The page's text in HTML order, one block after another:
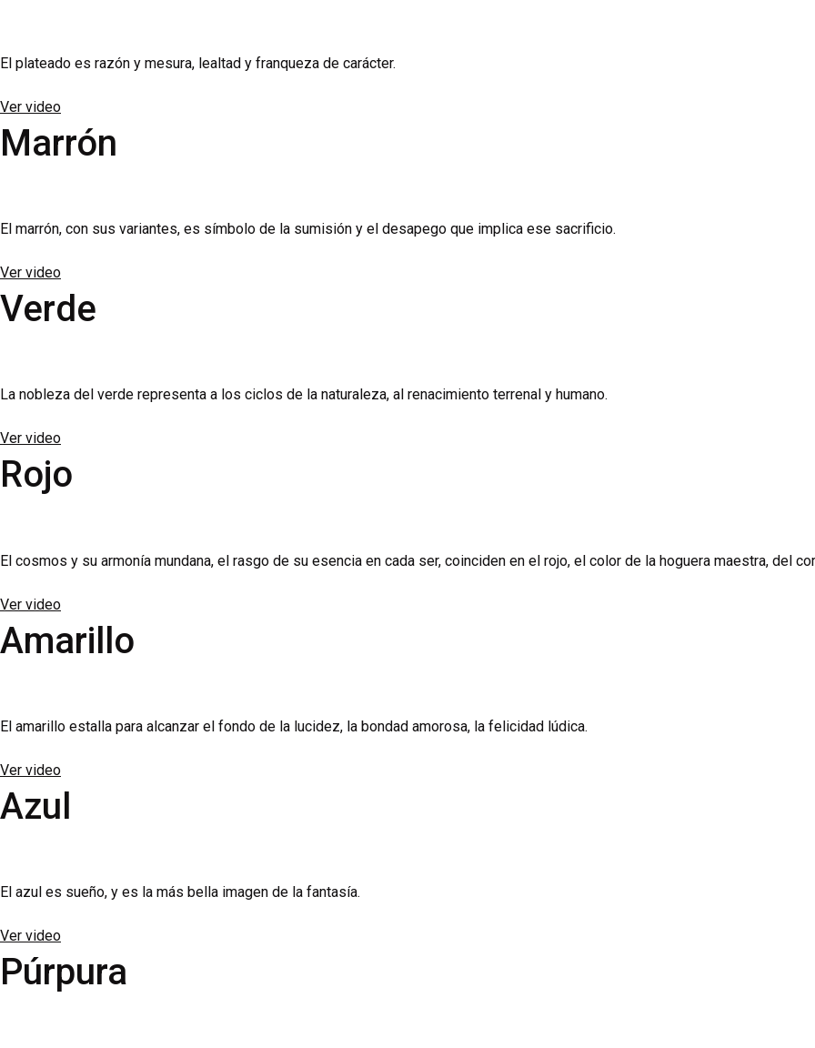
El plateado es razón y mesura, lealtad y franqueza de carácter.
Ver video
Marrón
El marrón, con sus variantes, es símbolo de la sumisión y el desapego que implica ese sacrificio.
Ver video
Verde
La nobleza del verde representa a los ciclos de la naturaleza, al renacimiento terrenal y humano.
Ver video
Rojo
El cosmos y su armonía mundana, el rasgo de su esencia en cada ser, coinciden en el rojo, el color de la hoguera maestra, del
Ver video
Amarillo
El amarillo estalla para alcanzar el fondo de la lucidez, la bondad amorosa, la felicidad lúdica.
Ver video
Azul
El azul es sueño, y es la más bella imagen de la fantasía.
Ver video
Púrpura